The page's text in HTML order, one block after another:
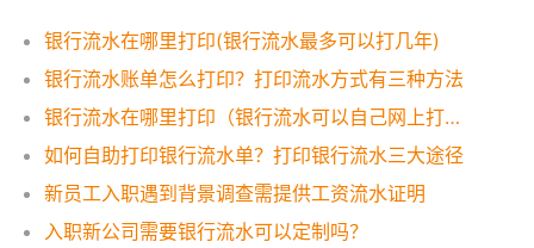
银行流水在哪里打印(银行流水最多可以打几年)
银行流水账单怎么打印？打印流水方式有三种方法
银行流水在哪里打印（银行流水可以自己网上打印吗？）
如何自助打印银行流水单？打印银行流水三大途径
新员工入职遇到背景调查需提供工资流水证明
入职新公司需要银行流水可以定制吗？